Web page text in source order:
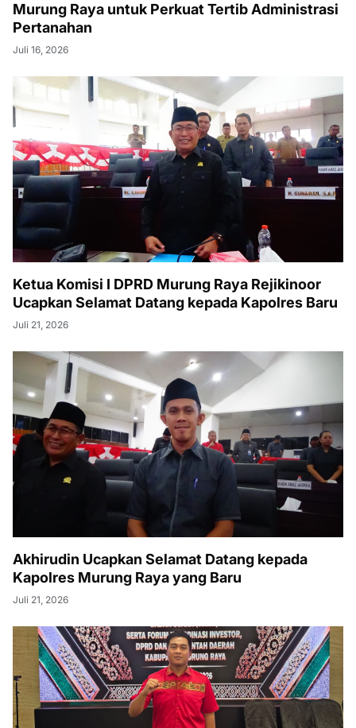
Murung Raya untuk Perkuat Tertib Administrasi
Pertanahan
Juli 16, 2026
Ketua Komisi I DPRD Murung Raya Rejikinoor
Ucapkan Selamat Datang kepada Kapolres Baru
Juli 21, 2026
Akhirudin Ucapkan Selamat Datang kepada
Kapolres Murung Raya yang Baru
Juli 21, 2026